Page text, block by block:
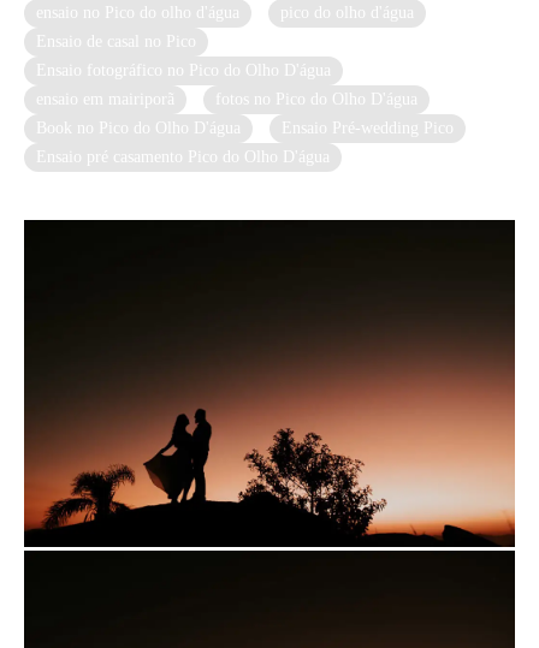
ensaio no Pico do olho d'água
pico do olho d'água
Ensaio de casal no Pico
Ensaio fotográfico no Pico do Olho D'água
ensaio em mairiporã
fotos no Pico do Olho D'água
Book no Pico do Olho D'água
Ensaio Pré-wedding Pico
Ensaio pré casamento Pico do Olho D'água